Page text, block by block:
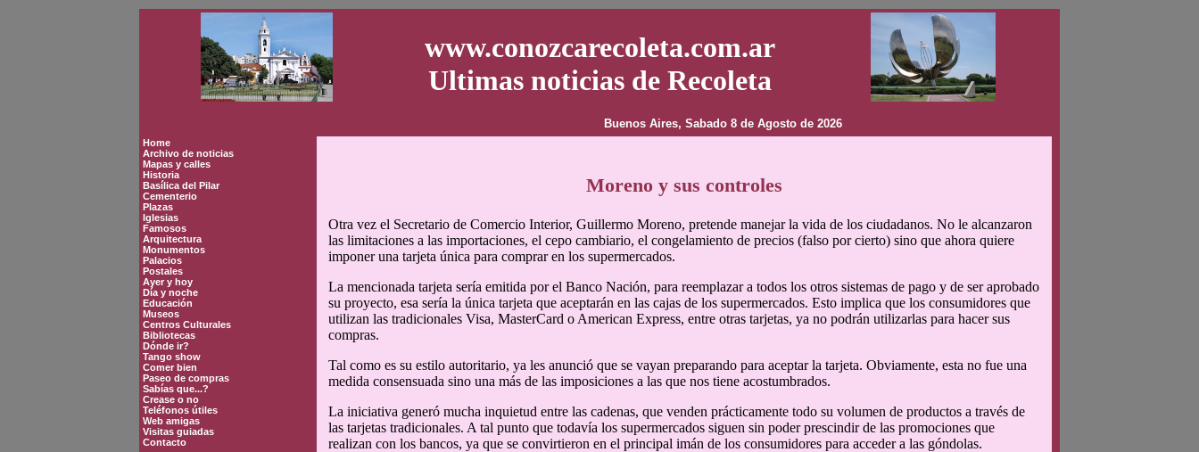
www.conozcarecoleta.com.ar
Ultimas noticias de Recoleta
Buenos Aires, Sabado 8 de Agosto de 2026
Home
Archivo de noticias
Mapas y calles
Historia
Basílica del Pilar
Cementerio
Plazas
Iglesias
Famosos
Arquitectura
Monumentos
Palacios
Postales
Ayer y hoy
Día y noche
Educación
Museos
Centros Culturales
Bibliotecas
Dónde ir?
Tango show
Comer bien
Paseo de compras
Sabías que...?
Crease o no
Teléfonos útiles
Web amigas
Visitas guiadas
Contacto
Moreno y sus controles
Otra vez el Secretario de Comercio Interior, Guillermo Moreno, pretende manejar la vida de los ciudadanos. No le alcanzaron
las limitaciones a las importaciones, el cepo cambiario, el congelamiento de precios (falso por cierto) sino que ahora quiere
imponer una tarjeta única para comprar en los supermercados.
La mencionada tarjeta sería emitida por el Banco Nación, para reemplazar a todos los otros sistemas de pago y de ser aprobado
su proyecto, esa sería la única tarjeta que aceptarán en las cajas de los supermercados. Esto implica que los consumidores que
utilizan las tradicionales Visa, MasterCard o American Express, entre otras tarjetas, ya no podrán utilizarlas para hacer sus
compras.
Tal como es su estilo autoritario, ya les anunció que se vayan preparando para aceptar la tarjeta. Obviamente, esta no fue una
medida consensuada sino una más de las imposiciones a las que nos tiene acostumbrados.
La iniciativa generó mucha inquietud entre las cadenas, que venden prácticamente todo su volumen de productos a través de
las tarjetas tradicionales. A tal punto que todavía los supermercados siguen sin poder prescindir de las promociones que
realizan con los bancos, ya que se convirtieron en el principal imán de los consumidores para acceder a las góndolas.